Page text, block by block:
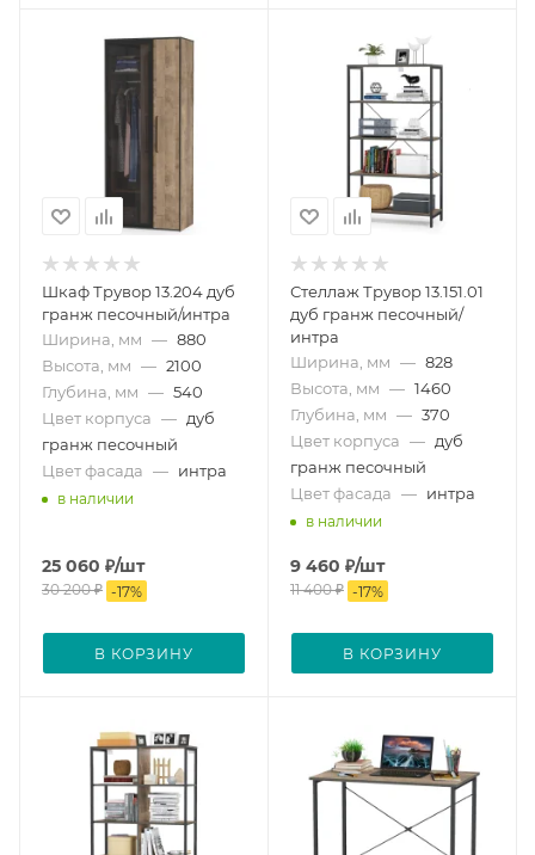
Шкаф Трувор 13.204 дуб
гранж песочный/интра
Ширина, мм — 880
Высота, мм — 2100
Глубина, мм — 540
Цвет корпуса — дуб
гранж песочный
Цвет фасада — интра
в наличии
25 060 ₽/шт
30 200₽ -17%
В КОРЗИНУ
Стеллаж Трувор 13.151.01
дуб гранж песочный/
интра
Ширина, мм — 828
Высота, мм — 1460
Глубина, мм — 370
Цвет корпуса — дуб
гранж песочный
Цвет фасада — интра
в наличии
9 460 ₽/шт
11 400₽ -17%
В КОРЗИНУ